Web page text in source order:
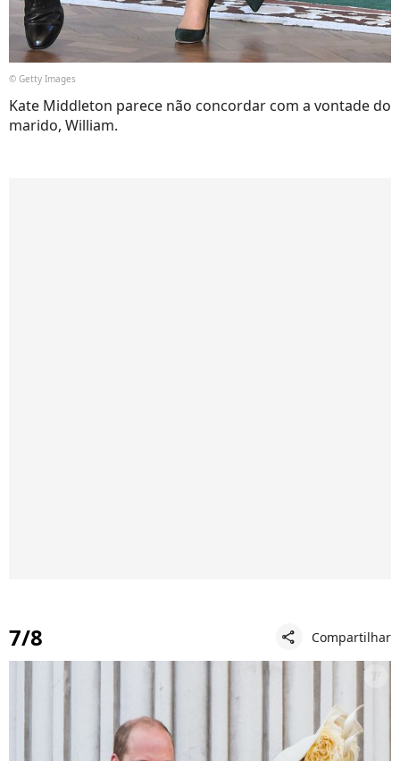
© Getty Images
Kate Middleton parece não concordar com a vontade do
marido, William.
7/8 share Compartilhar